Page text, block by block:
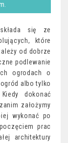
się ze
które
od dobrze
podlewanie
ogrodach o
ogród albo tylko
dokonać
założymy
wykonać po
prac
architektury